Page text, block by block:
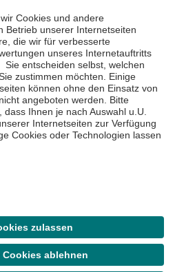
& Co. KGaA 2026